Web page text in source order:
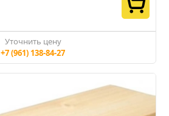
Уточнить цену
+7 (961) 138-84-27